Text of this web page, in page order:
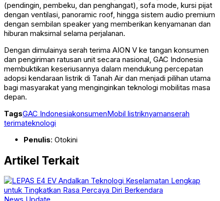
(pendingin, pembeku, dan penghangat), sofa mode, kursi pijat
dengan ventilasi, panoramic roof, hingga sistem audio premium
dengan sembilan speaker yang memberikan kenyamanan dan
hiburan maksimal selama perjalanan.
Dengan dimulainya serah terima AION V ke tangan konsumen
dan pengiriman ratusan unit secara nasional, GAC Indonesia
membuktikan keseriusannya dalam mendukung percepatan
adopsi kendaraan listrik di Tanah Air dan menjadi pilihan utama
bagi masyarakat yang menginginkan teknologi mobilitas masa
depan.
TagsGAC IndonesiakonsumenMobil listriknyamanserah
terimateknologi
Penulis: Otokini
Artikel Terkait